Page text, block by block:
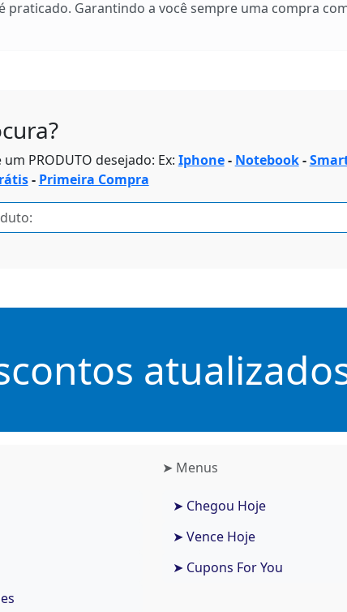
Garantindo a você sempre uma compra
PRODUTO desejado: Ex: Iphone- Notebook-
- Primeira Compra
➤ Menus
➤ Chegou Hoje
➤ Vence Hoje
➤ Cupons For You